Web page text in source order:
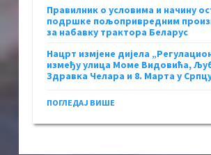
Правилник о условима и начину
подршке пољопривредним
за набавку трактора Беларус
Нацрт измјене дијела
између улица Моме Видовића,
Здравка Челара и 8. Марта у
ПОГЛЕДАЈ ВИШЕ